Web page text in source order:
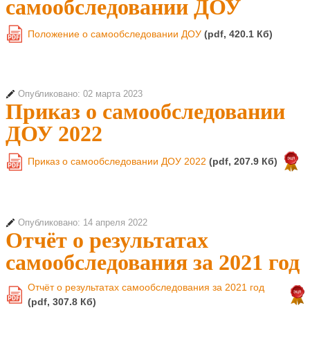
самообследовании ДОУ
PDF Положение о самообследовании ДОУ (pdf, 420.1 Кб)
Опубликовано: 02 марта 2023
Приказ о самообследовании
ДОУ 2022
PDF Приказ о самообследовании ДОУ 2022 (pdf, 207.9 Кб)
Опубликовано: 14 апреля 2022
Отчёт о результатах
самообследования за 2021 год
PDF
Отчёт о результатах самообследования за 2021 год
(pdf, 307.8 Кб)